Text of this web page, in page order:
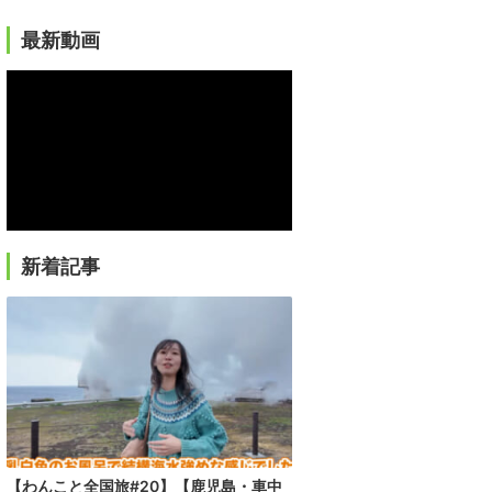
最新動画
新着記事
【わんこと全国旅#20】【鹿児島・車中